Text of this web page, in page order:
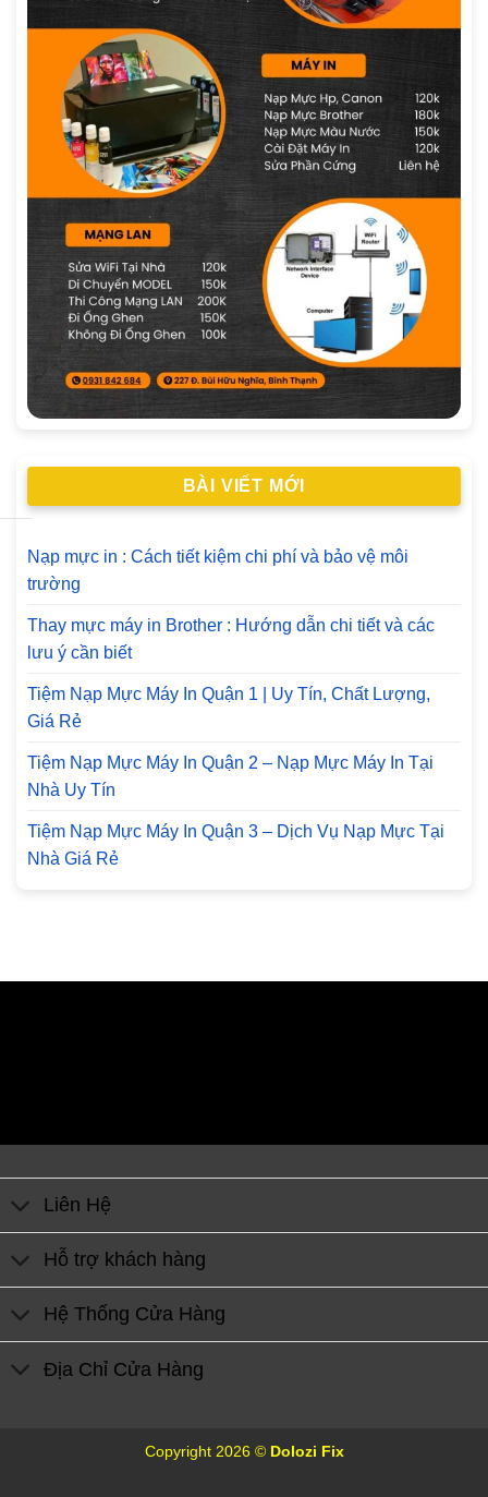
BÀI VIẾT MỚI
Nạp mực in : Cách tiết kiệm chi phí và bảo vệ môi
trường
Thay mực máy in Brother : Hướng dẫn chi tiết và các
lưu ý cần biết
Tiệm Nạp Mực Máy In Quận 1 | Uy Tín, Chất Lượng,
Giá Rẻ
Tiệm Nạp Mực Máy In Quận 2 – Nạp Mực Máy In Tại
Nhà Uy Tín
Tiệm Nạp Mực Máy In Quận 3 – Dịch Vụ Nạp Mực Tại
Nhà Giá Rẻ
Liên Hệ
Hỗ trợ khách hàng
Hệ Thống Cửa Hàng
Địa Chỉ Cửa Hàng
Copyright 2026 © Dolozi Fix